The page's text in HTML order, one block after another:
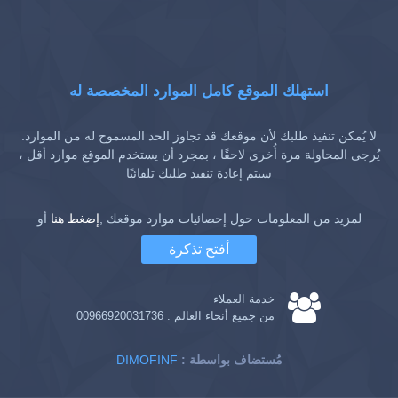
استهلك الموقع كامل الموارد المخصصة له
لا يُمكن تنفيذ طلبك لأن موقعك قد تجاوز الحد المسموح له من الموارد.
يُرجى المحاولة مرة أُخرى لاحقًا ، بمجرد أن يستخدم الموقع موارد أقل ،
سيتم إعادة تنفيذ طلبك تلقائيًا
لمزيد من المعلومات حول إحصائيات موارد موقعك ,إضغط هنا أو
أفتح تذكرة
خدمة العملاء
من جميع أنحاء العالم : 00966920031736
DIMOFINF : مُستضاف بواسطة